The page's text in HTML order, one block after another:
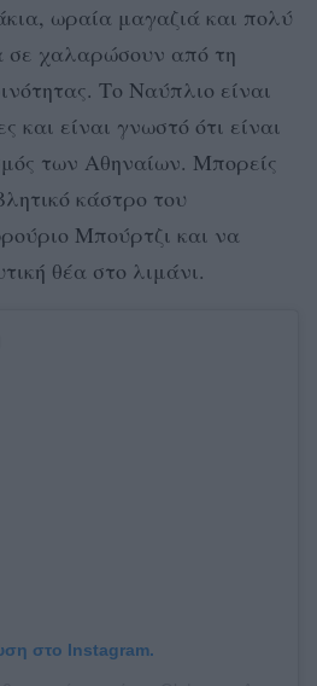
ωραία μαγαζιά και πολύ
σε χαλαρώσουν από τη
Το Ναύπλιο είναι
και είναι γνωστό ότι είναι
των Αθηναίων. Μπορείς
κάστρο του
Μπούρτζι και να
θέα στο λιμάνι.
στο Instagram.